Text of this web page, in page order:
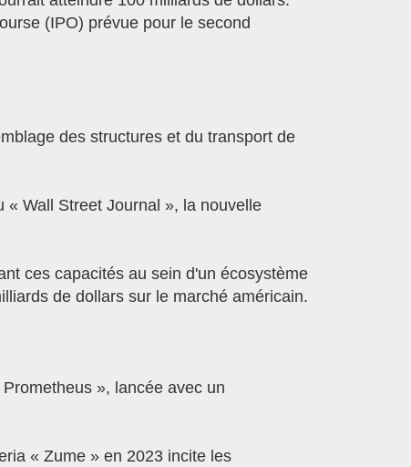
(IPO) prévue pour le second
des structures et du transport de
Wall Street Journal », la nouvelle
ces capacités au sein d'un écosystème
de dollars sur le marché américain.
», lancée avec un
« Zume » en 2023 incite les